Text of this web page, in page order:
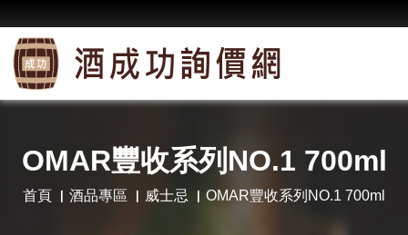
OMAR豐收系列NO.1 700ml
首頁 酒品專區 威士忌 OMAR豐收系列NO.1 700ml